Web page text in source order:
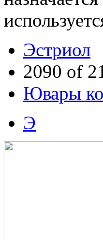
Эстриол
2090 of
Ювары
Э